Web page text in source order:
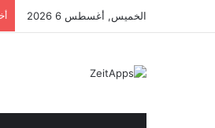
الخميس, أغسطس 6 2026